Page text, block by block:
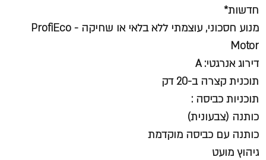
חדשות*
מנוע חסכוני, עוצמתי ללא בלאי או שחיקה - ProfiEco
Motor
דירוג אנרגטי: A
תוכנית קצרה ב-20 דק
תוכניות כביסה :
כותנה (צבעונית)
כותנה עם כביסה מוקדמת
גיהוץ מועט